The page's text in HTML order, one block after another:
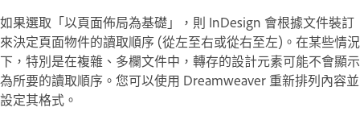
如果選取「以頁面佈局為基礎」，則 InDesign 會根據文件裝訂
來決定頁面物件的讀取順序 (從左至右或從右至左)。在某些情況
下，特別是在複雜、多欄文件中，轉存的設計元素可能不會顯示
為所要的讀取順序。您可以使用 Dreamweaver 重新排列內容並
設定其格式。